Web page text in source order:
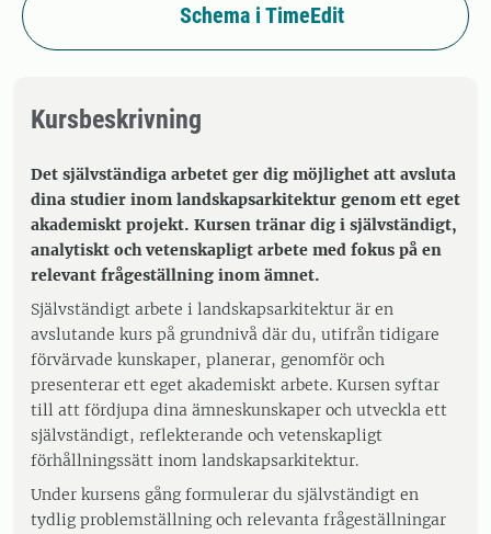
Schema i TimeEdit
Kursbeskrivning
Det självständiga arbetet ger dig möjlighet att avsluta
dina studier inom landskapsarkitektur genom ett eget
akademiskt projekt. Kursen tränar dig i självständigt,
analytiskt och vetenskapligt arbete med fokus på en
relevant frågeställning inom ämnet.
Självständigt arbete i landskapsarkitektur är en
avslutande kurs på grundnivå där du, utifrån tidigare
förvärvade kunskaper, planerar, genomför och
presenterar ett eget akademiskt arbete. Kursen syftar
till att fördjupa dina ämneskunskaper och utveckla ett
självständigt, reflekterande och vetenskapligt
förhållningssätt inom landskapsarkitektur.
Under kursens gång formulerar du självständigt en
tydlig problemställning och relevanta frågeställningar